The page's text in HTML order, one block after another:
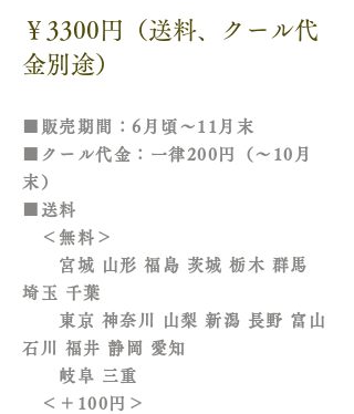
￥3300円（送料、クール代
金別途）
■​販売期間：6月頃～11月末
■クール代金：一律200円（～10月
末）
■送料
​ ＜無料＞
宮城 山形 福島 茨城 栃木 群馬
埼玉 千葉
東京 神奈川 山梨 新潟 長野 富山
石川 福井 静岡 愛知
岐阜 三重
＜＋100円＞